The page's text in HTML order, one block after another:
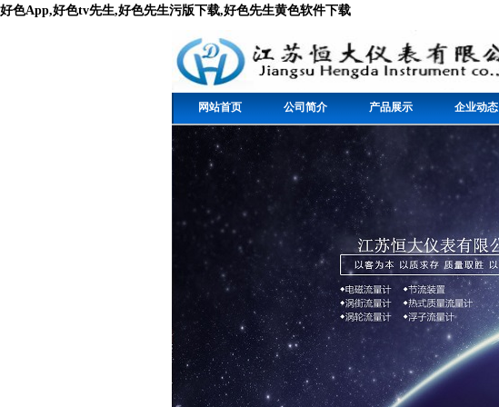
好色App,好色tv先生,好色先生污版下载,好色先生黄色软件下载
网站首页 公司简介 产品展示 企业动态